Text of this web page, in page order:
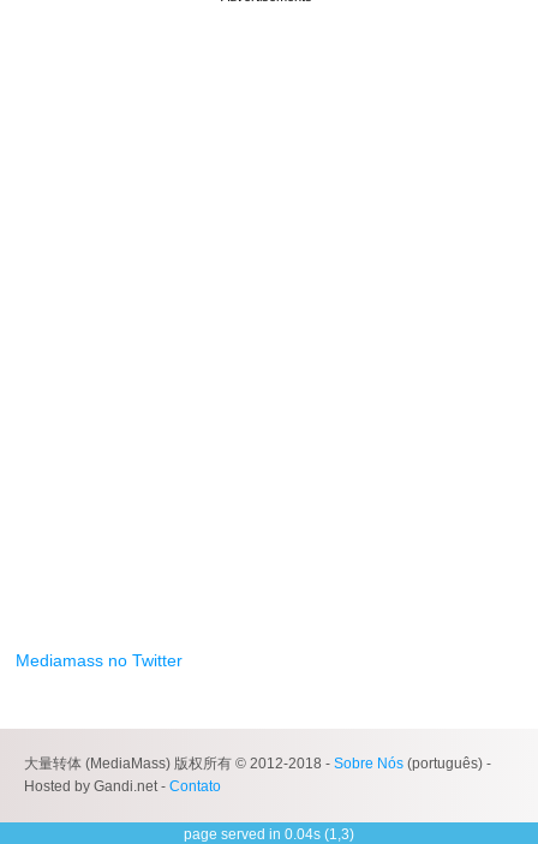
Mediamass no Twitter
大量转体 (MediaMass) 版权所有 © 2012-2018 - Sobre Nós (português) -
Hosted by Gandi.net - Contato
page served in 0.04s (1,3)